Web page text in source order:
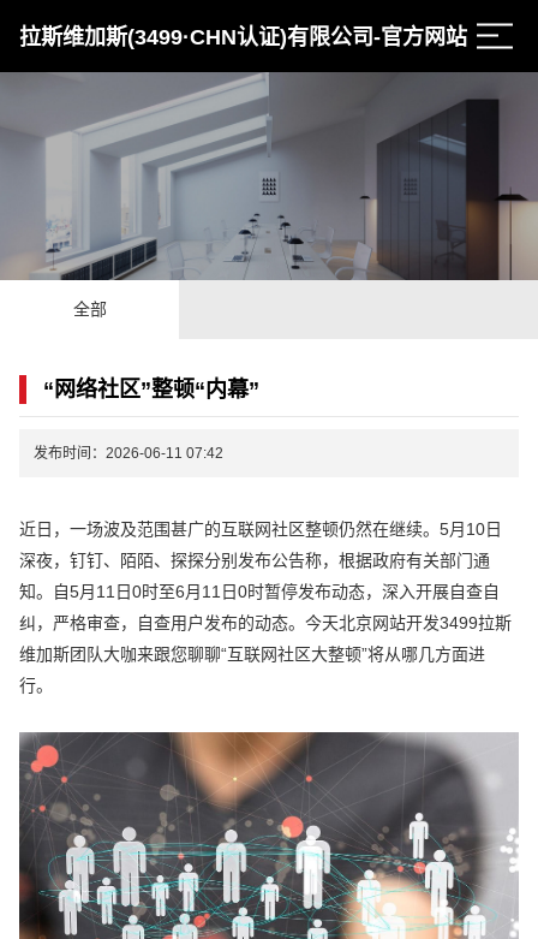
拉斯维加斯(3499·CHN认证)有限公司-官方网站
全部
“网络社区”整顿“内幕”
发布时间：2026-06-11 07:42
近日，一场波及范围甚广的互联网社区整顿仍然在继续。5月10日
深夜，钉钉、陌陌、探探分别发布公告称，根据政府有关部门通
知。自5月11日0时至6月11日0时暂停发布动态，深入开展自查自
纠，严格审查，自查用户发布的动态。今天北京网站开发3499拉斯
维加斯团队大咖来跟您聊聊“互联网社区大整顿”将从哪几方面进
行。